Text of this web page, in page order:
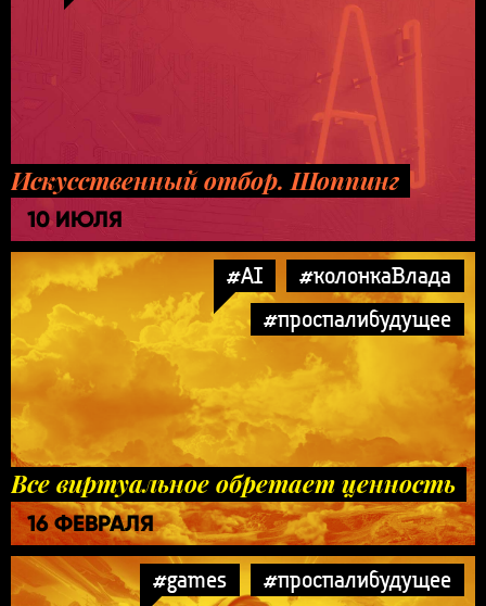
Искусственный отбор. Шоппинг
10 ИЮЛЯ
#AI
#колонкаВлада
#проспалибудущее
Все виртуальное обретает ценность
16 ФЕВРАЛЯ
#games
#проспалибудущее